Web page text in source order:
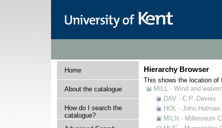
Home
About the catalogue
How do I search the
catalogue?
Hierarchy Browser
This shows the location of
MILL - Wind and
DAV - C.P. Davies
HOL - John
MILN - Millennium